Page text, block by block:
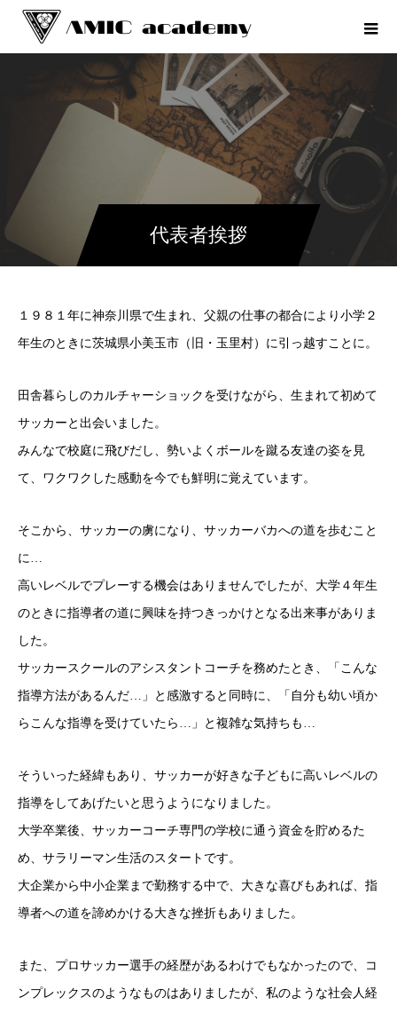
代表者挨拶
１９８１年に神奈川県で生まれ、父親の仕事の都合により小学２
年生のときに茨城県小美玉市（旧・玉里村）に引っ越すことに。
田舎暮らしのカルチャーショックを受けながら、生まれて初めて
サッカーと出会いました。
みんなで校庭に飛びだし、勢いよくボールを蹴る友達の姿を見
て、ワクワクした感動を今でも鮮明に覚えています。
そこから、サッカーの虜になり、サッカーバカへの道を歩むこと
に…
高いレベルでプレーする機会はありませんでしたが、大学４年生
のときに指導者の道に興味を持つきっかけとなる出来事がありま
した。
サッカースクールのアシスタントコーチを務めたとき、「こんな
指導方法があるんだ…」と感激すると同時に、「自分も幼い頃か
らこんな指導を受けていたら…」と複雑な気持ちも…
そういった経緯もあり、サッカーが好きな子どもに高いレベルの
指導をしてあげたいと思うようになりました。
大学卒業後、サッカーコーチ専門の学校に通う資金を貯めるた
め、サラリーマン生活のスタートです。
大企業から中小企業まで勤務する中で、大きな喜びもあれば、指
導者への道を諦めかける大きな挫折もありました。
また、プロサッカー選手の経歴があるわけでもなかったので、コ
ンプレックスのようなものはありましたが、私のような社会人経